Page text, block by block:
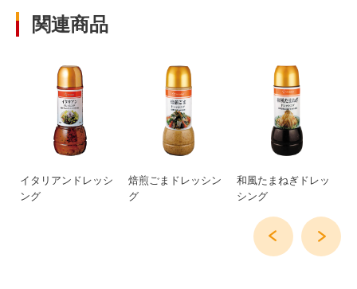
関連商品
イタリアンドレッシ
ング
焙煎ごまドレッシン
グ
和風たまねぎドレッ
シング